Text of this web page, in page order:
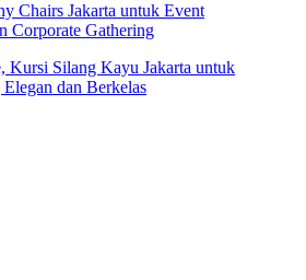
Chairs Jakarta untuk Event
Corporate Gathering
Kursi Silang Kayu Jakarta untuk
dan Berkelas